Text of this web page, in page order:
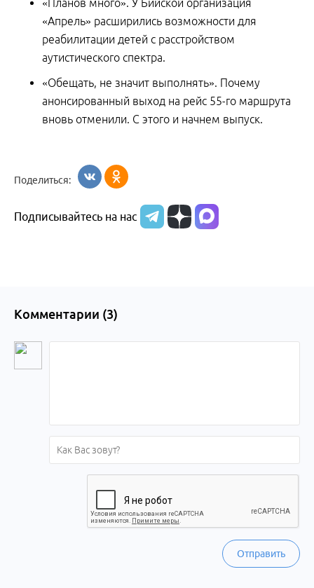
«Планов много». У Бийской организация
«Апрель» расширились возможности для
реабилитации детей с расстройством
аутистического спектра.
«Обещать, не значит выполнять». Почему
анонсированный выход на рейс 55-го маршрута
вновь отменили. С этого и начнем выпуск.
Поделиться:
Подписывайтесь на нас
Комментарии (3)
Отправить